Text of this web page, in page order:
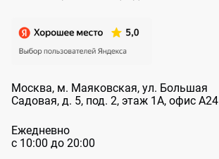
Москва, м. Маяковская, ул. Большая
Садовая, д. 5, под. 2, этаж 1А, офис А24
Ежедневно
с 10:00 до 20:00